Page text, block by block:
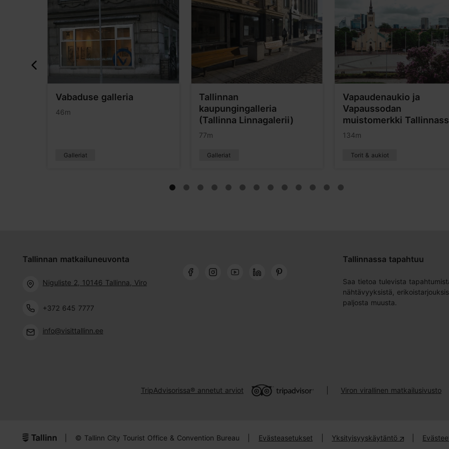
Vabaduse galleria
46m
Galleriat
Tallinnan
kaupungingalleria
(Tallinna Linnagalerii)
77m
Galleriat
Vapaudenaukio ja
Vapaussodan
muistomerkki
134m
Torit & aukiot
Tallinnan matkailuneuvonta
Niguliste 2, 10146 Tallinna, Viro
+372 645 7777
info@visittallinn.ee
Tallinnassa tapahtuu
Saa tietoa tulevista
nähtävyyksistä,
paljosta muusta.
TripAdvisorissa® annetut arviot Viron virallinen matkailusivusto
© Tallinn City Tourist Office & Convention Bureau Evästeasetukset Yksityisyyskäytäntö